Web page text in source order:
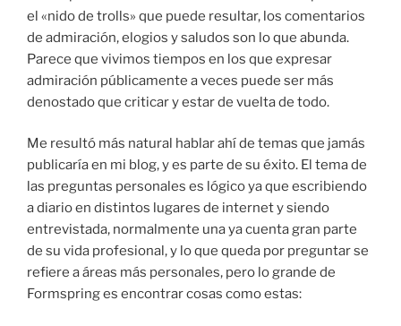
el «nido de trolls» que puede resultar, los comentarios
de admiración, elogios y saludos son lo que abunda.
Parece que vivimos tiempos en los que expresar
admiración públicamente a veces puede ser más
denostado que criticar y estar de vuelta de todo.
Me resultó más natural hablar ahí de temas que jamás
publicaría en mi blog, y es parte de su éxito. El tema de
las preguntas personales es lógico ya que escribiendo
a diario en distintos lugares de internet y siendo
entrevistada, normalmente una ya cuenta gran parte
de su vida profesional, y lo que queda por preguntar se
refiere a áreas más personales, pero lo grande de
Formspring es encontrar cosas como estas: